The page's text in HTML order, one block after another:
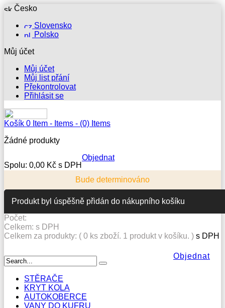
Česko
Slovensko
Polsko
Můj účet
Můj účet
Můj list přání
Překontrolovat
Přihlásit se
Košík 0 Item - Items - (0) Items
Žádné produkty
Spolu: 0,00 Kč s DPH
Objednat
Bude determinováno
Produkt byl úspěšně přidán do nákupního košíku
Počet:
Celkem: s DPH
Celkem za produkty: ( 0 ks zboží. 1 produkt v košíku. ) s DPH
Objednat
STĚRAČE
KRYT KOLA
AUTOKOBERCE
VANY DO KUFRU